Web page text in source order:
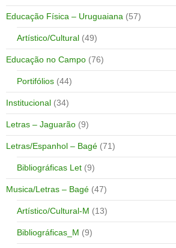
Educação Física – Uruguaiana (57)
Artístico/Cultural (49)
Educação no Campo (76)
Portifólios (44)
Institucional (34)
Letras – Jaguarão (9)
Letras/Espanhol – Bagé (71)
Bibliográficas Let (9)
Musica/Letras – Bagé (47)
Artístico/Cultural-M (13)
Bibliográficas_M (9)